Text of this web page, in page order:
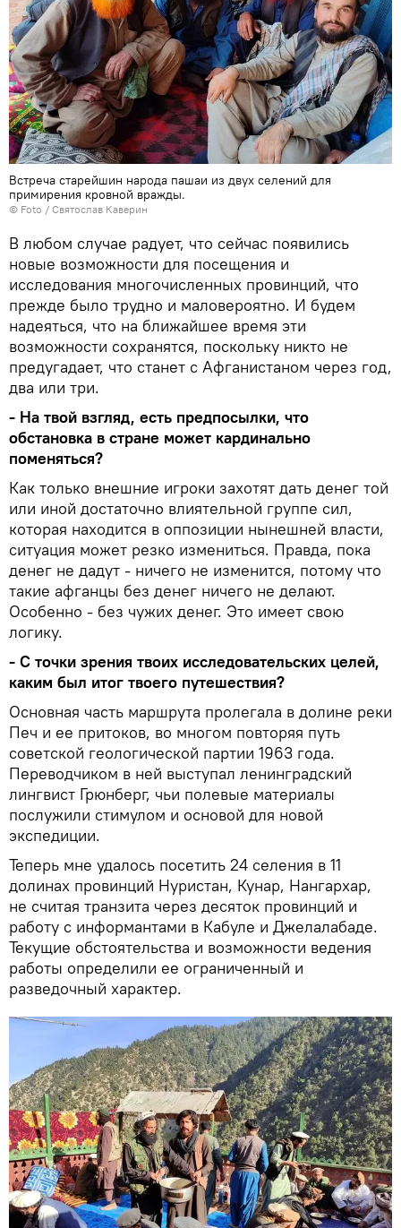
Встреча старейшин народа пашаи из двух селений для
примирения кровной вражды.
© Foto / Святослав Каверин
В любом случае радует, что сейчас появились
новые возможности для посещения и
исследования многочисленных провинций, что
прежде было трудно и маловероятно. И будем
надеяться, что на ближайшее время эти
возможности сохранятся, поскольку никто не
предугадает, что станет с Афганистаном через год,
два или три.
- На твой взгляд, есть предпосылки, что
обстановка в стране может кардинально
поменяться?
Как только внешние игроки захотят дать денег той
или иной достаточно влиятельной группе сил,
которая находится в оппозиции нынешней власти,
ситуация может резко измениться. Правда, пока
денег не дадут - ничего не изменится, потому что
такие афганцы без денег ничего не делают.
Особенно - без чужих денег. Это имеет свою
логику.
- С точки зрения твоих исследовательских целей,
каким был итог твоего путешествия?
Основная часть маршрута пролегала в долине реки
Печ и ее притоков, во многом повторяя путь
советской геологической партии 1963 года.
Переводчиком в ней выступал ленинградский
лингвист Грюнберг, чьи полевые материалы
послужили стимулом и основой для новой
экспедиции.
Теперь мне удалось посетить 24 селения в 11
долинах провинций Нуристан, Кунар, Нангархар,
не считая транзита через десяток провинций и
работу с информантами в Кабуле и Джелалабаде.
Текущие обстоятельства и возможности ведения
работы определили ее ограниченный и
разведочный характер.